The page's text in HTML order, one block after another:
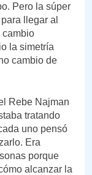
Pero la súper
llegar al
cambio
la simetría
cambio de
Rebe Najman
tratando
uno pensó
Era
porque
alcanzar la